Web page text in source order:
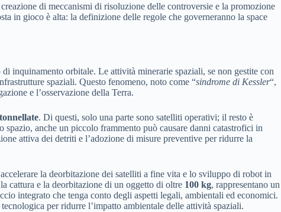
di meccanismi di risoluzione delle controversie e la promozione
in gioco è alta: la definizione delle regole che governeranno la space
inquinamento orbitale. Le attività minerarie spaziali, se non gestite con
spaziali. Questo fenomeno, noto come “sindrome di Kessler“,
e l’osservazione della Terra.
. Di questi, solo una parte sono satelliti operativi; il resto è
anche un piccolo frammento può causare danni catastrofici in
attiva dei detriti e l’adozione di misure preventive per ridurre la
la deorbitazione dei satelliti a fine vita e lo sviluppo di robot in
cattura e la deorbitazione di un oggetto di oltre 100 kg, rappresentano un
integrato che tenga conto degli aspetti legali, ambientali ed economici.
per ridurre l’impatto ambientale delle attività spaziali.